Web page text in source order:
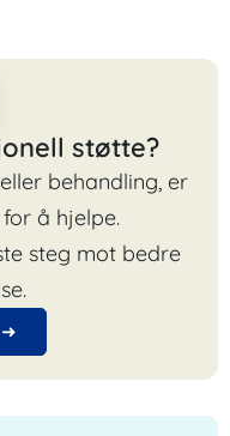
støtte?
behandling, er
å hjelpe.
steg mot bedre
➜